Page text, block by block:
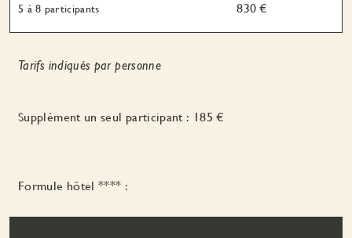
5 à 8 participants 830 €
Tarifs indiqués par personne
Supplément un seul participant : 185 €
Formule hôtel **** :